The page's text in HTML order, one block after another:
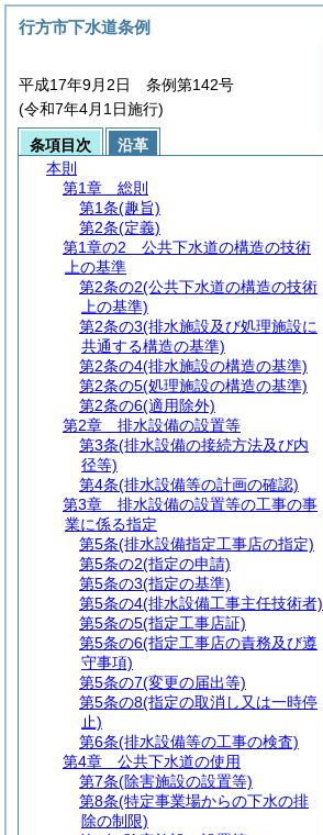
行方市下水道条例
平成17年9月2日 条例第142号
(令和7年4月1日施行)
条項目次
沿革
本則
第1章
総則
第1条(趣旨)
第2条(定義)
第1章の2
公共下水道の構造の技術
上の基準
第2条の2(公共下水道の構造の技術
上の基準)
第2条の3(排水施設及び処理施設に
共通する構造の基準)
第2条の4(排水施設の構造の基準)
第2条の5(処理施設の構造の基準)
第2条の6(適用除外)
第2章
排水設備の設置等
第3条(排水設備の接続方法及び内
径等)
第4条(排水設備等の計画の確認)
第3章
排水設備の設置等の工事の事
業に係る指定
第5条(排水設備指定工事店の指定)
第5条の2(指定の申請)
第5条の3(指定の基準)
第5条の4(排水設備工事主任技術者)
第5条の5(指定工事店証)
第5条の6(指定工事店の責務及び遵
守事項)
第5条の7(変更の届出等)
第5条の8(指定の取消し又は一時停
止)
第6条(排水設備等の工事の検査)
第4章
公共下水道の使用
第7条(除害施設の設置等)
第8条(特定事業場からの下水の排
除の制限)